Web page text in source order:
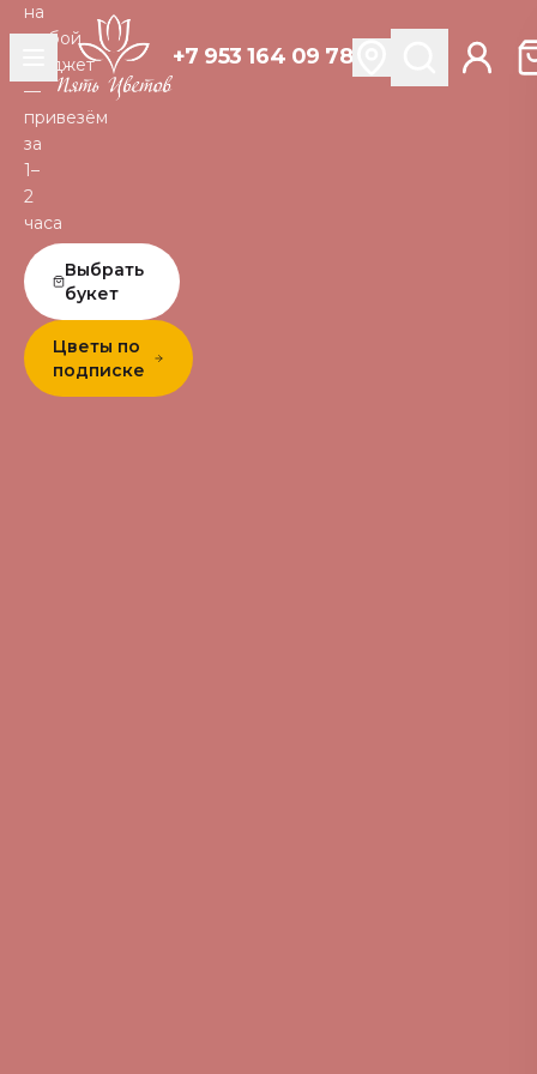
+7 953 164 09 78
на
любой
бюджет
—
привезём
за
1–
2
часа
Выбрать
букет
Цветы по
подписке